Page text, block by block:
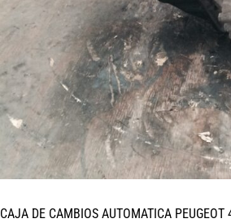
CAJA DE CAMBIOS AUTOMATICA